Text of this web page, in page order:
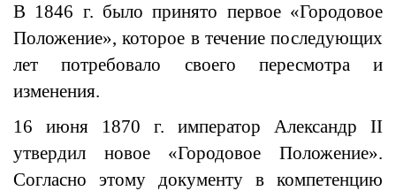
В 1846 г. было принято первое «Городовое
Положение», которое в течение последующих
лет потребовало своего пересмотра и
изменения.
16 июня 1870 г. император Александр II
утвердил новое «Городовое Положение».
Согласно этому документу в компетенцию